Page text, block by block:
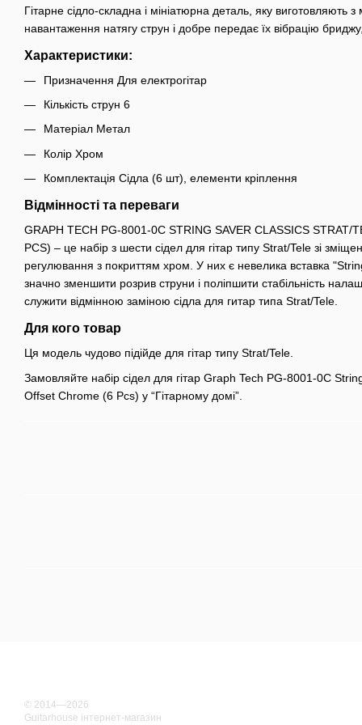
Гітарне сідло-складна і мініатюрна деталь, яку виготовляють
навантаження натягу струн і добре передає їх вібрацію
Характеристики:
Призначення Для електрогітар
Кількість струн 6
Матеріал Метал
Колір Хром
Комплектація Сідла (6 шт), елементи кріплення
Відмінності та переваги
GRAPH TECH PG-8001-0C STRING SAVER CLASSICS STRAT/
PCS) – це набір з шести сідел для гітар типу Strat/Tele зі
регулювання з покриттям хром. У них є невелика вставка
значно зменшити розрив струни і поліпшити стабільність
служити відмінною заміною сідла для гитар типа Strat/Tele.
Для кого товар
Ця модель чудово підійде для гітар типу Strat/Tele.
Замовляйте набір сідел для гітар Graph Tech PG-8001-0C
Offset Chrome (6 Pcs) у “Гітарному домі”.
© 2014—2026
Guitarhouse інтернет-магазин